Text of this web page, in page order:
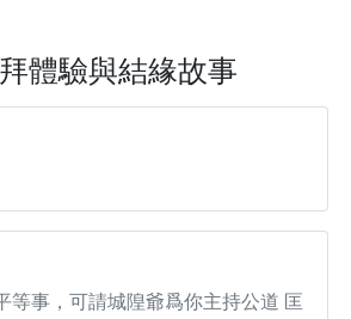
體驗與結緣故事
等事，可請城隍爺爲你主持公道 匡